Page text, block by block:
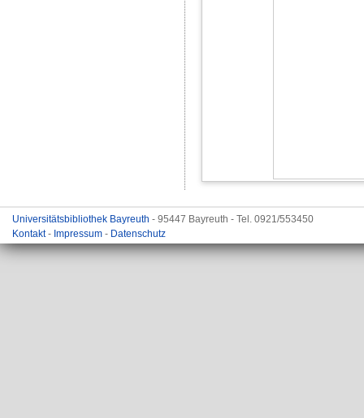
Universitätsbibliothek Bayreuth - 95447 Bayreuth - Tel. 0921/553450
Kontakt- Impressum - Datenschutz